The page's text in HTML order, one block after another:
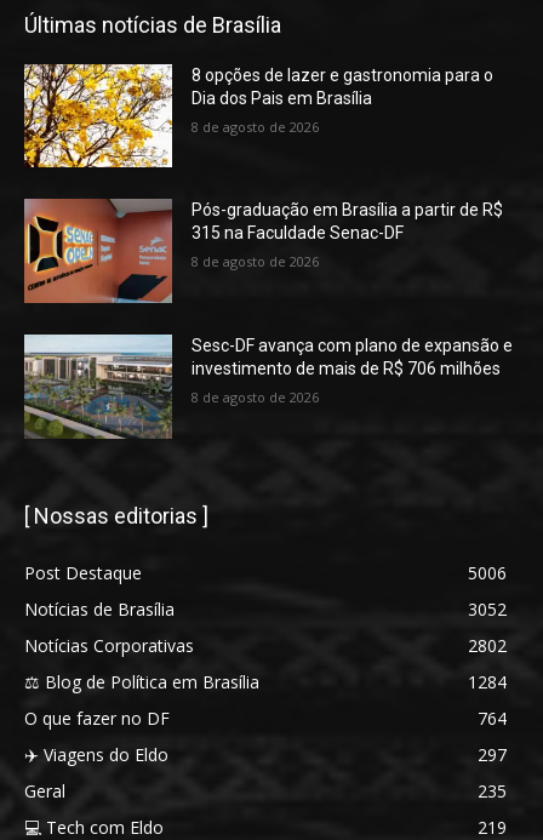
Últimas notícias de Brasília
8 opções de lazer e gastronomia para o
Dia dos Pais em Brasília
8 de agosto de 2026
Pós-graduação em Brasília a partir de R$
315 na Faculdade Senac-DF
8 de agosto de 2026
Sesc-DF avança com plano de expansão e
investimento de mais de R$ 706 milhões
8 de agosto de 2026
[ Nossas editorias ]
Post Destaque
5006
Notícias de Brasília
3052
Notícias Corporativas
2802
⚖️ Blog de Política em Brasília
1284
O que fazer no DF
764
✈️ Viagens do Eldo
297
Geral
235
💻 Tech com Eldo
219